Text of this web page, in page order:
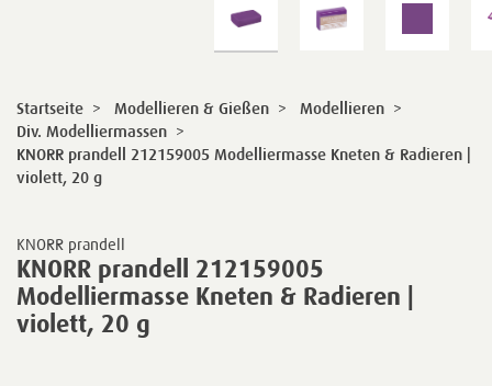
KNORR prandell
KNORR prandell 212159005
Modelliermasse Kneten & Radieren |
violett, 20 g
Startseite > Modellieren & Gießen > Modellieren >
Div. Modelliermassen >
KNORR prandell 212159005 Modelliermasse Kneten & Radieren |
violett, 20 g